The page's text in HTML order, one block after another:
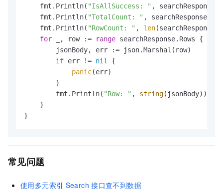
    fmt.Println(
"IsAllSuccess: " ,
    fmt.Println(
"TotalCount: " ,
    fmt.Println(
"RowCount: " , len
for _, row := range searchResponse.Rows {
        jsonBody, err := json.Marshal(row)
if err != nil {
panic(err)
        }
        fmt.Println(
"Row: " , string(jsonBody))
    }
}
常见问题
使用多元索引 Search 接口查不到数据